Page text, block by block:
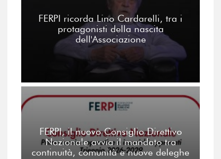
FERPI ricorda Lino Cardarelli, tra i
protagonisti della nascita
dell'Associazione
FERPI, il nuovo Consiglio Direttivo
Nazionale avvia il mandato tra
continuità, comunità e nuove deleghe